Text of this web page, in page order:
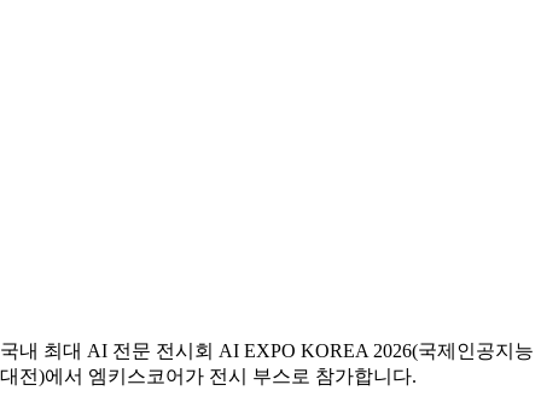
국내 최대 AI 전문 전시회 AI EXPO KOREA 2026(국제인공지능
대전)에서 엠키스코어가 전시 부스로 참가합니다.